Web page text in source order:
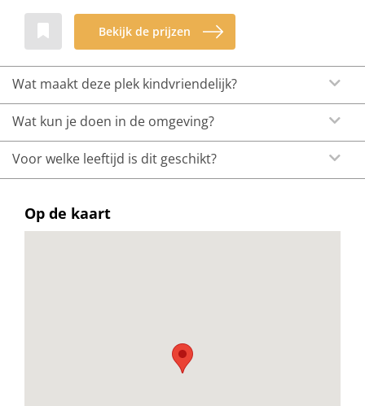
Bekijk de prijzen
Wat maakt deze plek kindvriendelijk?
Wat kun je doen in de omgeving?
Voor welke leeftijd is dit geschikt?
Op de kaart